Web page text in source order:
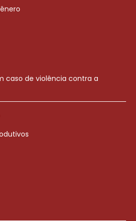
caso de violência contra a